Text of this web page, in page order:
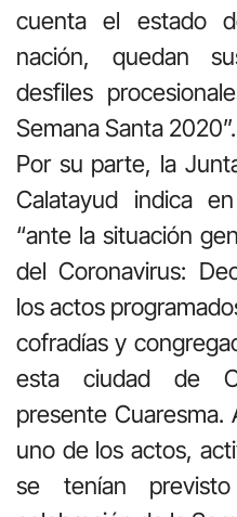
cuenta el estado
nación, quedan
desfiles
Semana Santa 2020”.
Por su parte, la
Calatayud indica
“ante la situación
del Coronavirus:
los actos
cofradías y
esta ciudad de
presente
uno de los actos,
se tenían